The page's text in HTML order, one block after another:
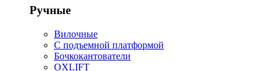
Ручные
Вилочные
С подъемной платформой
Бочкокантователи
OXLIFT